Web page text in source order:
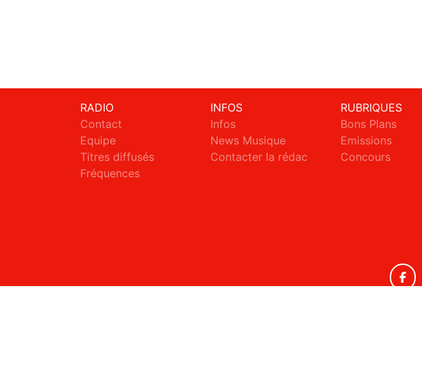
RADIO
Contact
Equipe
Titres diffusés
Fréquences
INFOS
Infos
News Musique
Contacter la rédac
RUBRIQUES
Bons Plans
Emissions
Concours